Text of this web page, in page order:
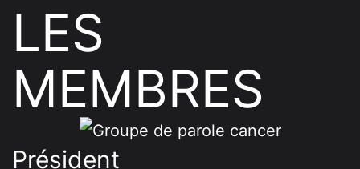
LES
MEMBRES
Président